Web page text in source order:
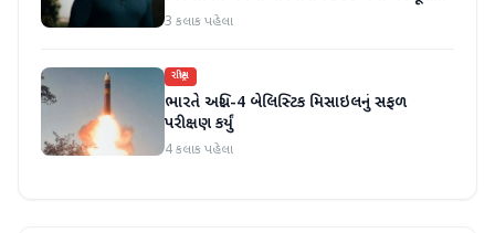
પાડ્યા
3 કલાક પહેલા
રાષ્ટ્રીય
ભારતે અગ્નિ-4 બેલિસ્ટિક મિસાઇલનું સફળ
પરીક્ષણ કર્યું
4 કલાક પહેલા